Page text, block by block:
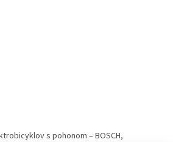
s pohonom – BOSCH,